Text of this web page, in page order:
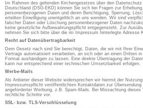
Im Rahmen des geltenden Kirchengesetzes über den
Deutschland (DSG-EKD) können Sie sich bei Fragen zur
personenbezogenen Daten und deren Berichtigung, Sperrung,
erteilten Einwilligung unentgeltlich an uns wenden. Wir sind
falscher Daten oder Löschung personenbezogener Daten
keine gesetzliche Aufbewahrungspflicht entgegensteht. Zur
nehmen Sie sich bitte über die im Impressum hinterlegte Adresse
Recht auf Datenübertragbarkeit
Dem Gesetz nach sind Sie berechtigt, Daten, die wir mit Ihrer
Vertrags automatisiert verarbeiten, an sich oder an einen Dritten
Format aushändigen zu lassen. Eine direkte Übertragung der
kann nur entsprechend einer technischen Umsetzbarkeit erfolgen.
Werbe-Mails
Als Anbieter dieser Website widersprechen wir hiermit der
Impressumspflicht veröffentlichten Kontaktdaten zur
angeforderter Werbung, z.B. Spam-Mails. Bei Missachtung dieses
rechtliche Schritte vor.
SSL- bzw. TLS-Verschlüsselung